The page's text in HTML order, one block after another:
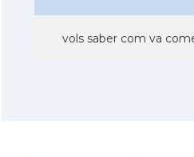
vols saber com va